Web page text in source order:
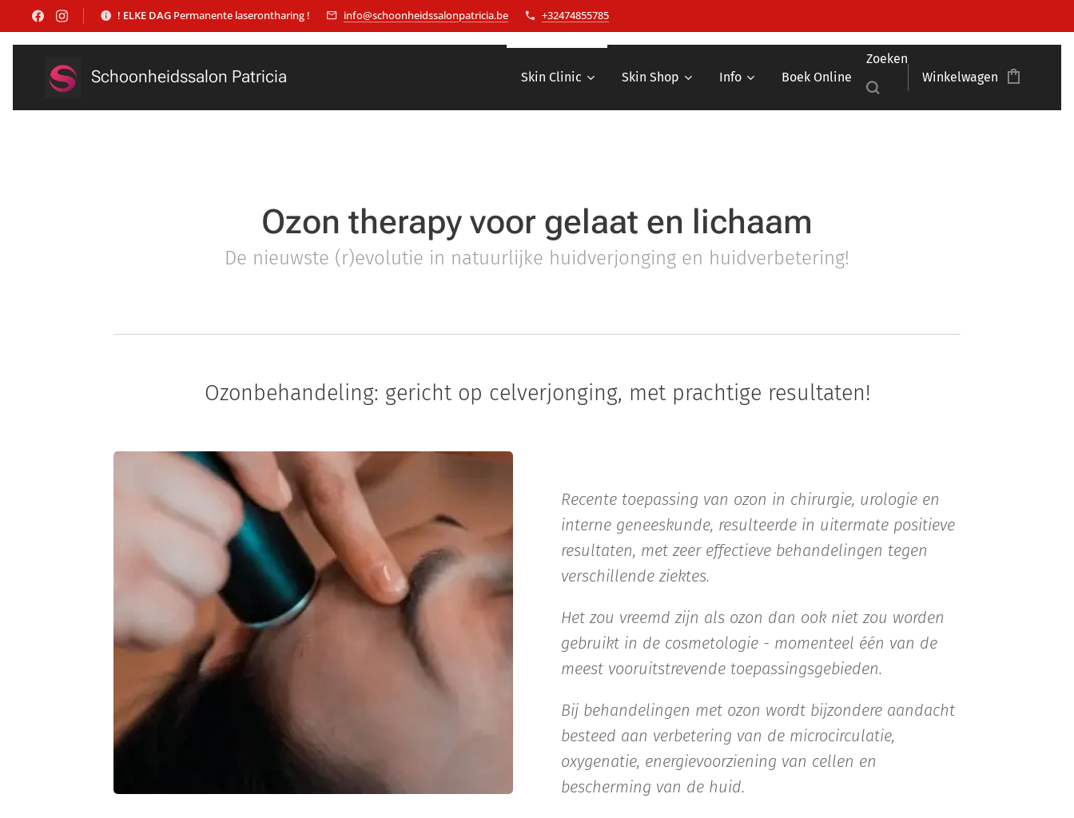
! ELKE DAG Permanente laserontharing ! info@schoonheidssalonpatricia.be +32474855785
Schoonheidssalon Patricia Skin Clinic Skin Shop Info Boek Online
Zoeken
Winkelwagen
Ozon therapy voor gelaat en lichaam
De nieuwste (r)evolutie in natuurlijke huidverjonging en huidverbetering!
Ozonbehandeling: gericht op celverjonging, met prachtige resultaten!
Recente toepassing van ozon in chirurgie, urologie en
interne geneeskunde, resulteerde in uitermate positieve
resultaten, met zeer effectieve behandelingen tegen
verschillende ziektes.
Het zou vreemd zijn als ozon dan ook niet zou worden
gebruikt in de cosmetologie - momenteel één van de
meest vooruitstrevende toepassingsgebieden.
Bij behandelingen met ozon wordt bijzondere aandacht
besteed aan verbetering van de microcirculatie,
oxygenatie, energievoorziening van cellen en
bescherming van de huid.